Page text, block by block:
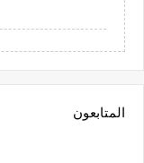
المتابعون